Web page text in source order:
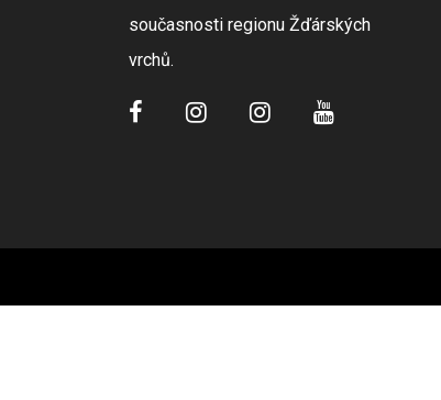
současnosti regionu Žďárských
vrchů.